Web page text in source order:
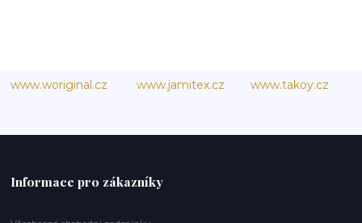
www.woriginal.cz www.jamitex.cz www.takoy.cz
Informace pro zákazníky